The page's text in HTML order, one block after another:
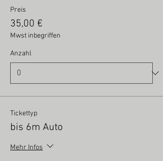
Preis
35,00 €
Mwst inbegriffen
Anzahl
Tickettyp
bis 6m Auto
Mehr Infos